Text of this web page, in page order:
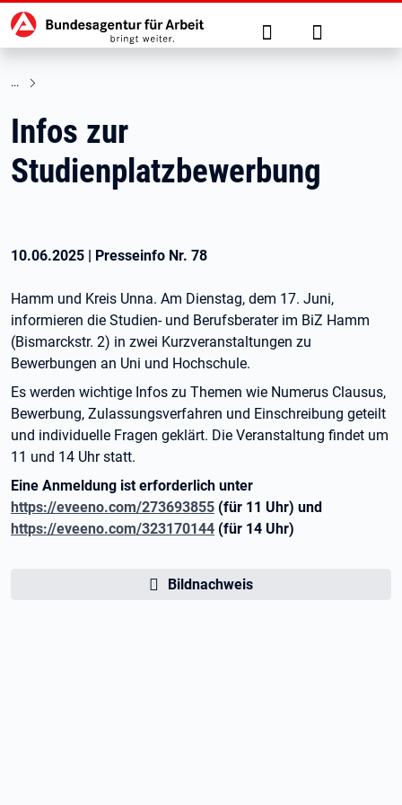
zu den Hauptinhalten springen
Hauptnavigation Suche Anmelden
Infos zur
Studienplatzbewerbung
10.06.2025 | Presseinfo Nr. 78
Hamm und Kreis Unna. Am Dienstag, dem 17. Juni,
informieren die Studien- und Berufsberater im BiZ Hamm
(Bismarckstr. 2) in zwei Kurzveranstaltungen zu
Bewerbungen an Uni und Hochschule.
Es werden wichtige Infos zu Themen wie Numerus Clausus,
Bewerbung, Zulassungsverfahren und Einschreibung geteilt
und individuelle Fragen geklärt. Die Veranstaltung findet um
11 und 14 Uhr statt.
Eine Anmeldung ist erforderlich unter
https://eveeno.com/273693855 (für 11 Uhr) und
https://eveeno.com/323170144 (für 14 Uhr)
Bildnachweis